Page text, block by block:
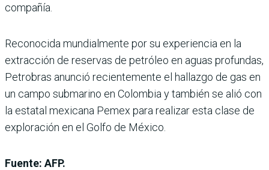
compañía.
Reconocida mundialmente por su experiencia en la
extracción de reservas de petróleo en aguas profundas,
Petrobras anunció recientemente el hallazgo de gas en
un campo submarino en Colombia y también se alió con
la estatal mexicana Pemex para realizar esta clase de
exploración en el Golfo de México.
Fuente: AFP.